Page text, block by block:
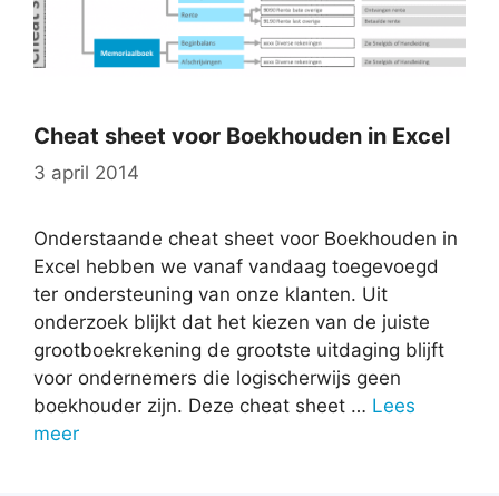
Cheat sheet voor Boekhouden in Excel
3 april 2014
Onderstaande cheat sheet voor Boekhouden in
Excel hebben we vanaf vandaag toegevoegd
ter ondersteuning van onze klanten. Uit
onderzoek blijkt dat het kiezen van de juiste
grootboekrekening de grootste uitdaging blijft
voor ondernemers die logischerwijs geen
boekhouder zijn. Deze cheat sheet … Lees
meer